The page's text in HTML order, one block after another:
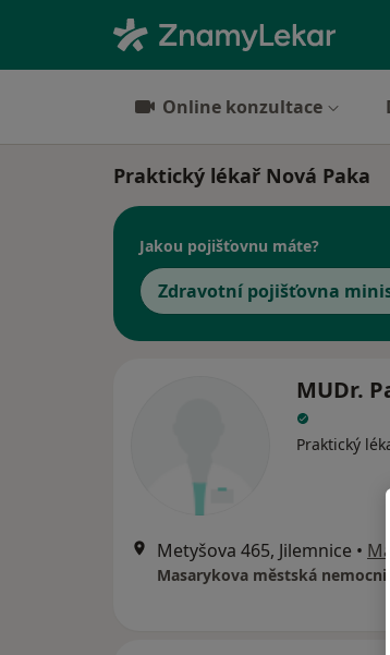
Online konzultace
Praktický lékař Nová Paka
Jakou pojišťovnu máte?
Zdravotní pojišťovna
MUDr.
Praktický
Metyšova 465, Jilemnice •
Masarykova městská